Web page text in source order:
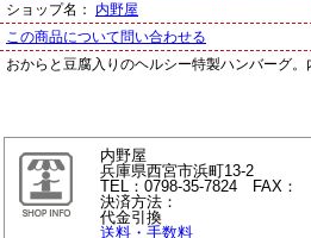
ショップ名： 内野屋
この商品について問い合わせる
おからと豆腐入りのヘルシー特製ハンバーグ。
内野屋
兵庫県西宮市浜町13-2
TEL：0798-35-7824 FAX：
決済方法：
代金引換
送料・手数料